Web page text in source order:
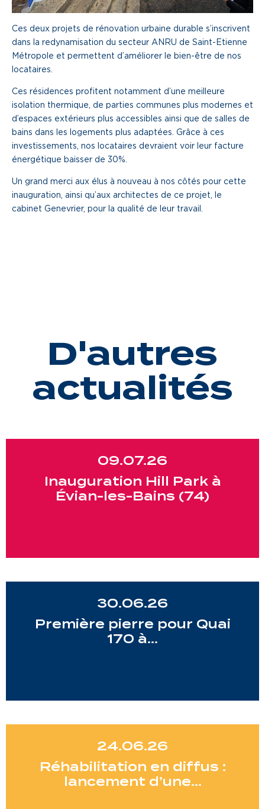
Notre organisation
Une gouvernance de proximité
Notre histoire
Nous rejoindre
Nos métiers
Ces deux projets de rénovation urbaine durable s’inscrivent
dans la redynamisation du secteur ANRU de Saint-Etienne
Métropole et permettent d’améliorer le bien-être de nos
locataires.
Ces résidences profitent notamment d’une meilleure
isolation thermique, de parties communes plus modernes et
d’espaces extérieurs plus accessibles ainsi que de salles de
bains dans les logements plus adaptées. Grâce à ces
investissements, nos locataires devraient voir leur facture
énergétique baisser de 30%.
Un grand merci aux élus à nouveau à nos côtés pour cette
inauguration, ainsi qu’aux architectes de ce projet, le
cabinet Genevrier, pour la qualité de leur travail.
D'autres
actualités
09.07.26
Inauguration Hill Park à
Évian-les-Bains (74)
30.06.26
Première pierre pour Quai
170 à…
24.06.26
Réhabilitation en diffus :
lancement d’une…